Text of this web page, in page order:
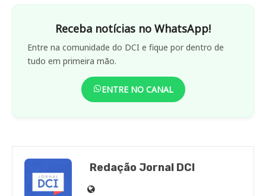
Receba notícias no WhatsApp!
Entre na comunidade do DCI e fique por dentro de
tudo em primeira mão.
ENTRE NO CANAL
Redação Jornal DCI
Site